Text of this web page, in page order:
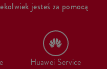
jesteś za pomocą
Huawei Service